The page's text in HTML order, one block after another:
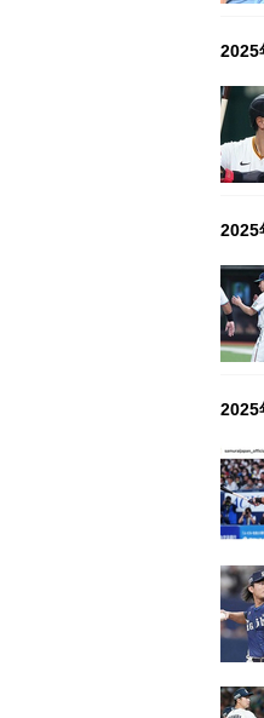
2025
2025
2025